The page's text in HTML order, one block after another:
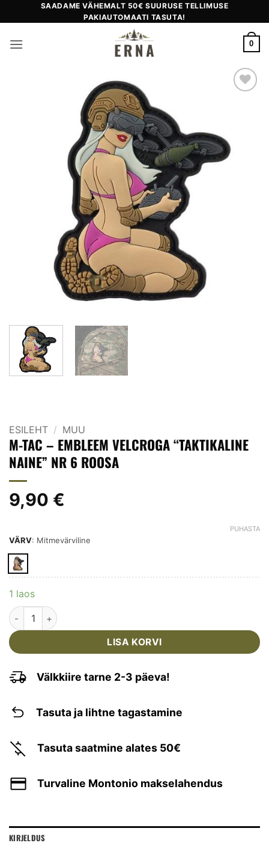
to
SAADAME VÄHEMALT 50€ SUURUSE TELLIMUSE
PAKIAUTOMAATI TASUTA!
0
ESILEHT / MUU
M-TAC – EMBLEEM VELCROGA “TAKTIKALINE
NAINE” NR 6 ROOSA
9,90 €
VÄRV: Mitmevärviline
PUHASTA
1 laos
M-TAC - EMBLEEM VELCROGA "TAKTIKALINE NAINE" nr 6
LISA KORVI
Välkkiire tarne 2-3 päeva!
Tasuta ja lihtne tagastamine
Tasuta saatmine alates 50€
Turvaline Montonio makselahendus
KIRJELDUS